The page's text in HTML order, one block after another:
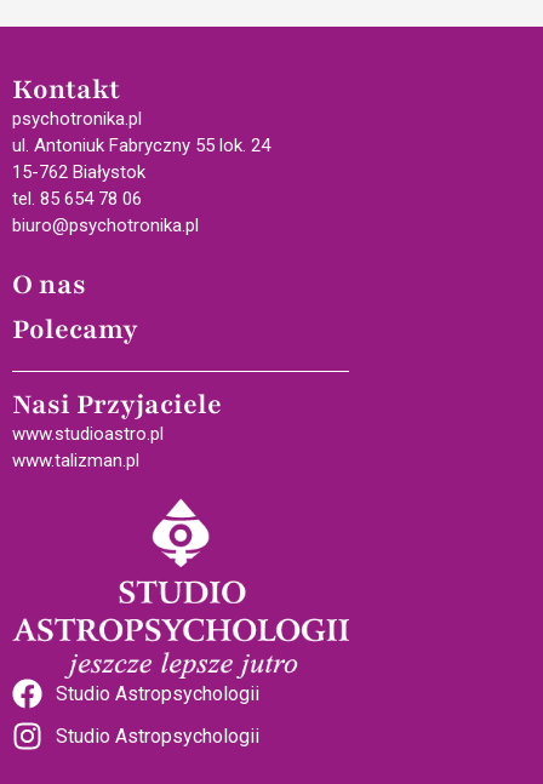
Kontakt
psychotronika.pl
ul. Antoniuk Fabryczny 55 lok. 24
15-762 Białystok
tel. 85 654 78 06
biuro@psychotronika.pl
O nas
Polecamy
Nasi Przyjaciele
www.studioastro.pl
www.talizman.pl
Studio Astropsychologii
Studio Astropsychologii